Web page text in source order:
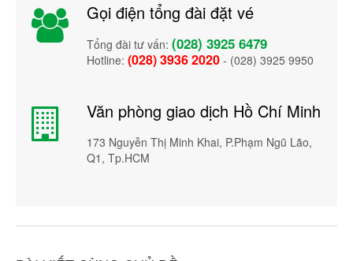
Gọi điện tổng đài đặt vé
Tổng đài tư vấn: (028) 3925 6479
Hotline: (028) 3936 2020 - (028) 3925 9950
Văn phòng giao dịch Hồ Chí Minh
173 Nguyễn Thị Minh Khai, P.Phạm Ngũ Lão,
Q1, Tp.HCM